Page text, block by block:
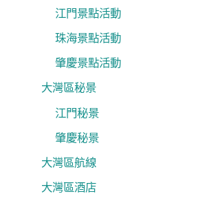
江門景點活動
珠海景點活動
肇慶景點活動
大灣區秘景
江門秘景
肇慶秘景
大灣區航線
大灣區酒店